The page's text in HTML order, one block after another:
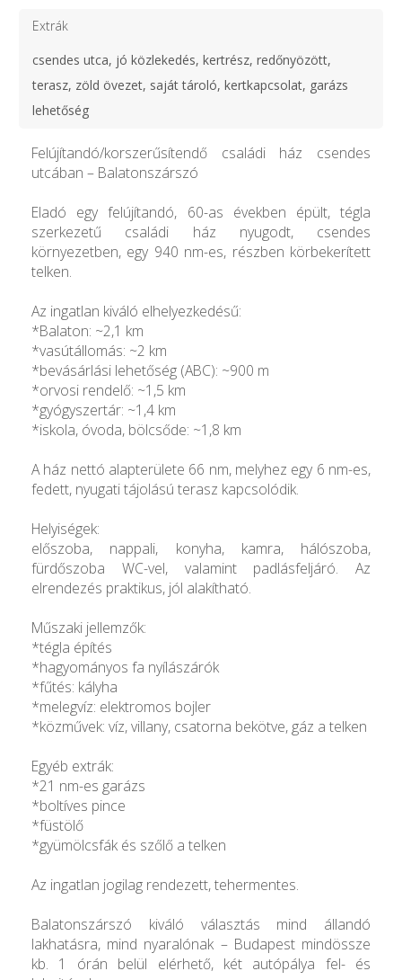
Extrák
csendes utca, jó közlekedés, kertrész, redőnyözött,
terasz, zöld övezet, saját tároló, kertkapcsolat, garázs
lehetőség
Felújítandó/korszerűsítendő családi ház csendes
utcában – Balatonszárszó
Eladó egy felújítandó, 60-as években épült, tégla
szerkezetű családi ház nyugodt, csendes
környezetben, egy 940 nm-es, részben körbekerített
telken.
Az ingatlan kiváló elhelyezkedésű:
*Balaton: ~2,1 km
*vasútállomás: ~2 km
*bevásárlási lehetőség (ABC): ~900 m
*orvosi rendelő: ~1,5 km
*gyógyszertár: ~1,4 km
*iskola, óvoda, bölcsőde: ~1,8 km
A ház nettó alapterülete 66 nm, melyhez egy 6 nm-es,
fedett, nyugati tájolású terasz kapcsolódik.
Helyiségek:
előszoba, nappali, konyha, kamra, hálószoba,
fürdőszoba WC-vel, valamint padlásfeljáró. Az
elrendezés praktikus, jól alakítható.
Műszaki jellemzők:
*tégla építés
*hagyományos fa nyílászárók
*fűtés: kályha
*melegvíz: elektromos bojler
*közművek: víz, villany, csatorna bekötve, gáz a telken
Egyéb extrák:
*21 nm-es garázs
*boltíves pince
*füstölő
*gyümölcsfák és szőlő a telken
Az ingatlan jogilag rendezett, tehermentes.
Balatonszárszó kiváló választás mind állandó
lakhatásra, mind nyaralónak – Budapest mindössze
kb. 1 órán belül elérhető, két autópálya fel- és